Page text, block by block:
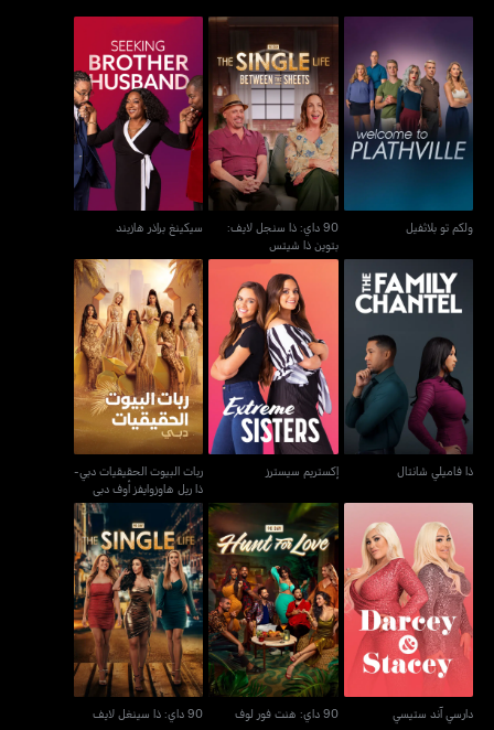
ولكم تو بلاثفيل
ولكم تو بلاثفيل
90 داي: ذا سنجل لايف:
بتوين ذا شيتس
90 داي: ذا سنجل لايف:
بتوين ذا شيتس
سيكينغ براذر هازبند
سيكينغ براذر هازبند
ذا فاميلي شانتال
ذا فاميلي شانتال
إكستريم سيسترز
إكستريم سيسترز
ربات البيوت الحقيقيات
دبي-ذا ريل هاوزوايفز أوف
دبي
ربات البيوت الحقيقيات دبي-
ذا ريل هاوزوايفز أوف دبي
دارسي آند ستيسي
دارسي آند ستيسي
90 داي: هنت فور لوف
90 داي: هنت فور لوف
90 داي: ذا سينغل لايف
90 داي: ذا سينغل لايف